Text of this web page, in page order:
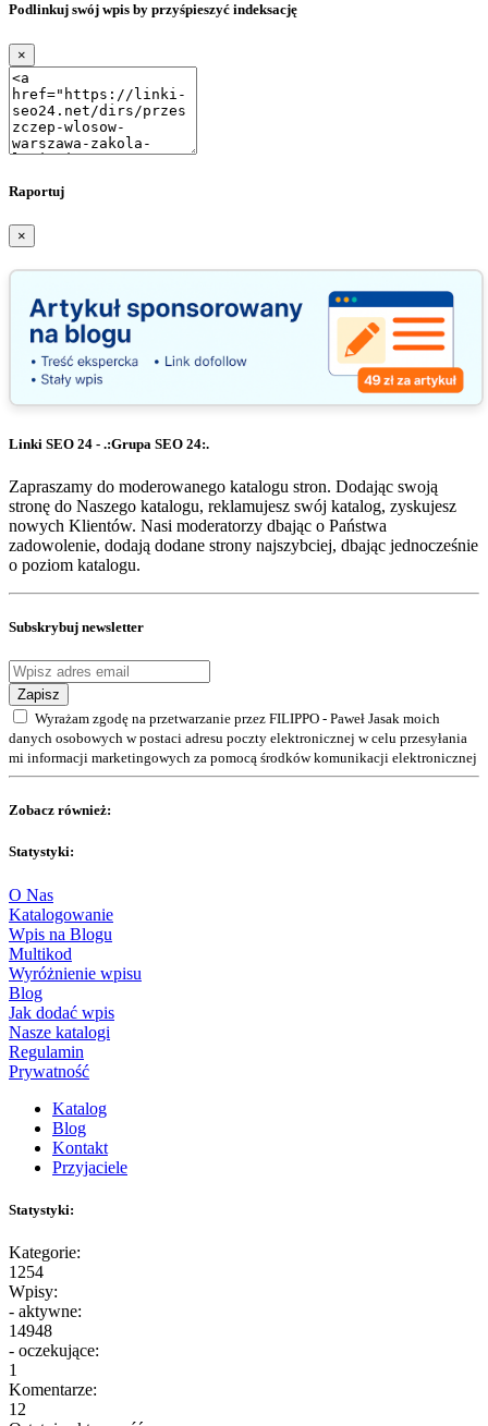
Podlinkuj swój wpis by przyśpieszyć indeksację
×
Raportuj
×
Linki SEO 24 - .:Grupa SEO 24:.
Zapraszamy do moderowanego katalogu stron. Dodając swoją
stronę do Naszego katalogu, reklamujesz swój katalog, zyskujesz
nowych Klientów. Nasi moderatorzy dbając o Państwa
zadowolenie, dodają dodane strony najszybciej, dbając jednocześnie
o poziom katalogu.
Subskrybuj newsletter
Zapisz
Wyrażam zgodę na przetwarzanie przez FILIPPO - Paweł Jasak moich
danych osobowych w postaci adresu poczty elektronicznej w celu przesyłania
mi informacji marketingowych za pomocą środków komunikacji elektronicznej
Zobacz również:
Statystyki:
O Nas
Katalogowanie
Wpis na Blogu
Multikod
Wyróżnienie wpisu
Blog
Jak dodać wpis
Nasze katalogi
Regulamin
Prywatność
Katalog
Blog
Kontakt
Przyjaciele
Statystyki:
Kategorie:
1254
Wpisy:
- aktywne:
14948
- oczekujące:
1
Komentarze:
12